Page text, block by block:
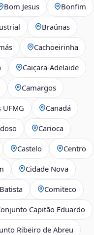
Bom Jesus Bonfim
Braúnas
Cachoeirinha
Caiçara-Adelaide
Camargos
UFMG Canadá
Carioca
Castelo Centro
Cidade Nova
Comiteco
Capitão Eduardo
Ribeiro de Abreu